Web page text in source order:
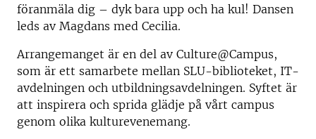
föranmäla dig – dyk bara upp och ha kul! Dansen
leds av Magdans med Cecilia.
Arrangemanget är en del av Culture@Campus,
som är ett samarbete mellan SLU-biblioteket, IT-
avdelningen och utbildningsavdelningen. Syftet är
att inspirera och sprida glädje på vårt campus
genom olika kulturevenemang.